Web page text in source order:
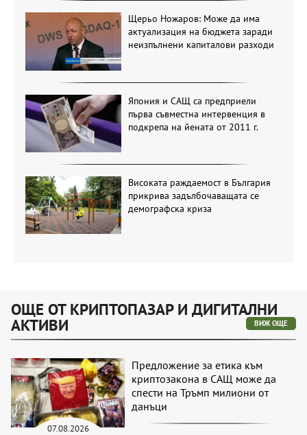
Щерьо Ножаров: Може да има
актуализация на бюджета заради
неизпълнени капиталови разходи
Япония и САЩ са предприели
първа съвместна интервенция в
подкрепа на йената от 2011 г.
Високата раждаемост в България
прикрива задълбочаващата се
демографска криза
ОЩЕ ОТ КРИПТОПАЗАР И ДИГИТАЛНИ
АКТИВИ ВИЖ ОЩЕ
07.08.2026
Предложение за етика към
криптозакона в САЩ може да
спести на Тръмп милиони от
данъци